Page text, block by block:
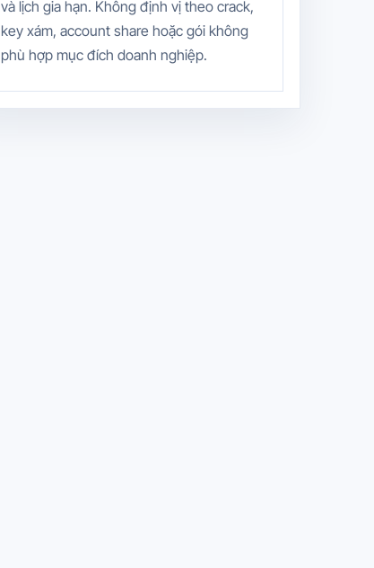
và lịch gia hạn. Không định vị theo crack,
key xám, account share hoặc gói không
phù hợp mục đích doanh nghiệp.